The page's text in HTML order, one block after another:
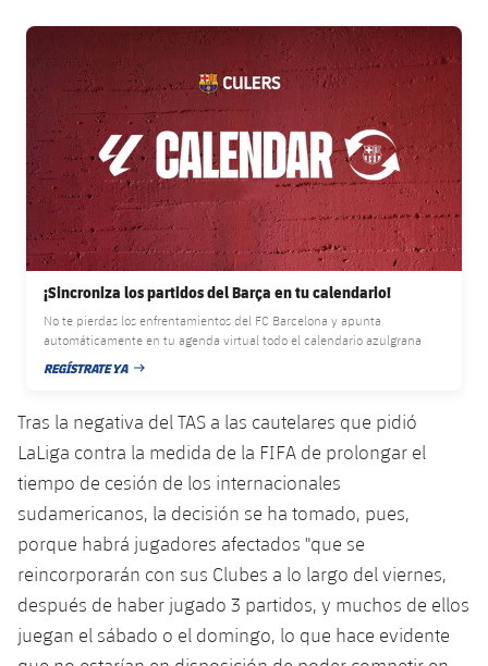
Ciutat Esportiva
La Masia
plusicon
más
Servicios
Servicios Médicos
Accesibilidad
plusicon
más
Acreditaciones
Instalaciones
SUB9 A
SUB9 B
SUB8 A
SUB8 B
Historia
Palmarés
Infantil B
Mini
Clasificaciones
Jugadores
Fotos
Historia
Palmarés
Clasificaciones
Jugadores
Fotos
Cadete A
Cadete B
Infantil A
Infantil B
Primer equipo
plusicon
más
Actualidad
Calendario
Entradas
Resultados
Clasificaciones
Fotos
Palmarés
Historia
Barça Atlètic
plusicon
más
Actualidad
Calendario
Resultados
Jugadores
Base
plusicon
más
Actualidad
Juvenil
Cadete
Alevín
Campus Verano
PLUSICON
MÁS
Primer equipo
Calendario
Entradas
Resultados
Clasificaciones
plusicon
más
Actualidad
Calendario
Resultados
Jugadores
plusicon
más
Actualidad
Barça C
Junior
Campus Verano
PLUSICON
MÁS
Información general
FC Barcelona club badge
¡Sincroniza los partidos del Barça en tu calendario!
No te pierdas los enfrentamientos del FC Barcelona y apunta
automáticamente en tu agenda virtual todo el calendario azulgrana
REGÍSTRATE YA
FECHA DE PUBLICACIÓN
Tras la negativa del TAS a las cautelares que pidió
LaLiga contra la medida de la FIFA de prolongar el
tiempo de cesión de los internacionales
sudamericanos, la decisión se ha tomado, pues,
porque habrá jugadores afectados "que se
reincorporarán con sus Clubes a lo largo del viernes,
después de haber jugado 3 partidos, y muchos de ellos
juegan el sábado o el domingo, lo que hace evidente